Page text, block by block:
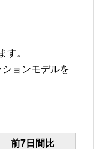
す。
ョンモデルを
前7日間比